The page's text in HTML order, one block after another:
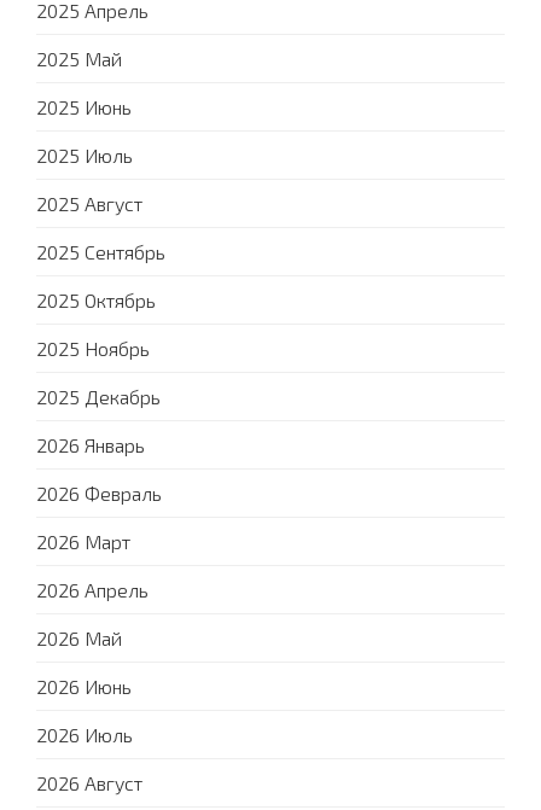
2025 Апрель
2025 Май
2025 Июнь
2025 Июль
2025 Август
2025 Сентябрь
2025 Октябрь
2025 Ноябрь
2025 Декабрь
2026 Январь
2026 Февраль
2026 Март
2026 Апрель
2026 Май
2026 Июнь
2026 Июль
2026 Август